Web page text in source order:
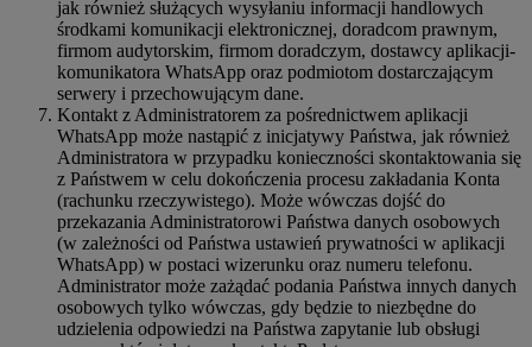
jak również służących wysyłaniu informacji handlowych
środkami komunikacji elektronicznej, doradcom prawnym,
firmom audytorskim, firmom doradczym, dostawcy aplikacji-
komunikatora WhatsApp oraz podmiotom dostarczającym
serwery i przechowującym dane.
Kontakt z Administratorem za pośrednictwem aplikacji
WhatsApp może nastąpić z inicjatywy Państwa, jak również
Administratora w przypadku konieczności skontaktowania się
z Państwem w celu dokończenia procesu zakładania Konta
(rachunku rzeczywistego). Może wówczas dojść do
przekazania Administratorowi Państwa danych osobowych
(w zależności od Państwa ustawień prywatności w aplikacji
WhatsApp) w postaci wizerunku oraz numeru telefonu.
Administrator może zażądać podania Państwa innych danych
osobowych tylko wówczas, gdy będzie to niezbędne do
udzielenia odpowiedzi na Państwa zapytanie lub obsługi